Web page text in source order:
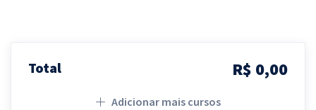
Total R$ 0,00
Adicionar mais cursos